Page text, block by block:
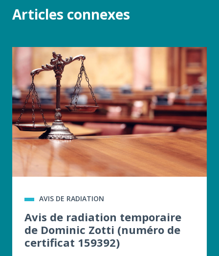
Articles connexes
AVIS DE RADIATION
Avis de radiation temporaire
de Dominic Zotti (numéro de
certificat 159392)